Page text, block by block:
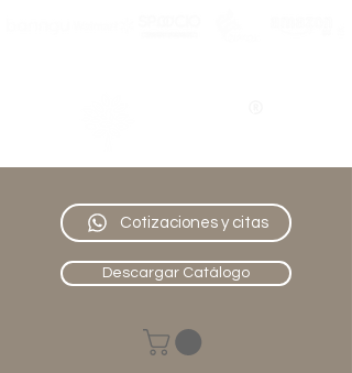
Cotizaciones y citas
Descargar Catálogo